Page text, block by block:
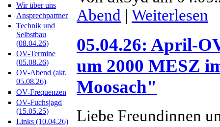
Wir über uns
Ansprechpartner
Technik und
Selbstbau
(08.04.26)
OV-Termine
(05.08.26)
OV-Abend (akt.
05.08.26)
OV-Frequenzen
OV-Fuchsjagd
(15.05.25)
Links (10.04.26)
Abend | Weiterlesen
05.04.26: April-
um 2000 MESZ
Moosach"
Liebe Freundinnen